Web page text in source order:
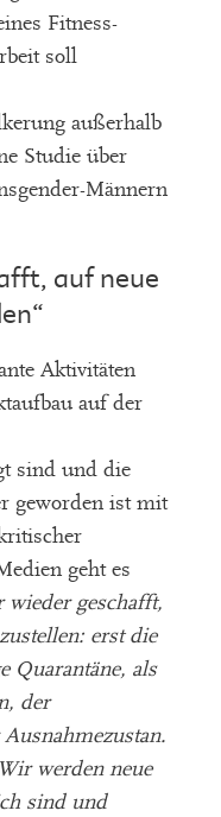
Fitness-
soll
außerhalb
Studie über
Männern
auf neue
Aktivitäten
auf der
sind und die
geworden ist mit
geht es
wieder geschafft,
erst die
Quarantäne, als
der
werden neue
sind und